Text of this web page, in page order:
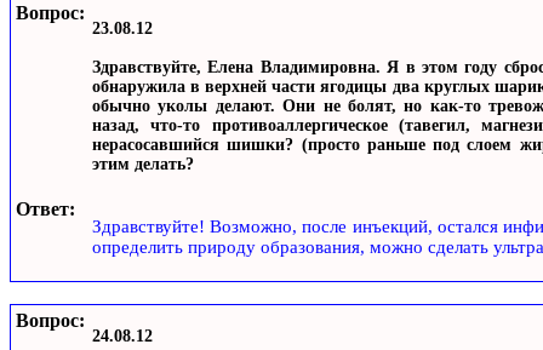
Вопрос:
23.08.12
Здравствуйте, Елена Владимировна. Я в этом году
обнаружила в верхней части ягодицы два круглых
обычно уколы делают. Они не болят, но как-то
назад, что-то противоаллергическое (тавегил,
нерасосавшийся шишки? (просто раньше под слоем
этим делать?
Ответ:
Здравствуйте! Возможно, после инъекций, остался
определить природу образования, можно сделать
Вопрос:
24.08.12